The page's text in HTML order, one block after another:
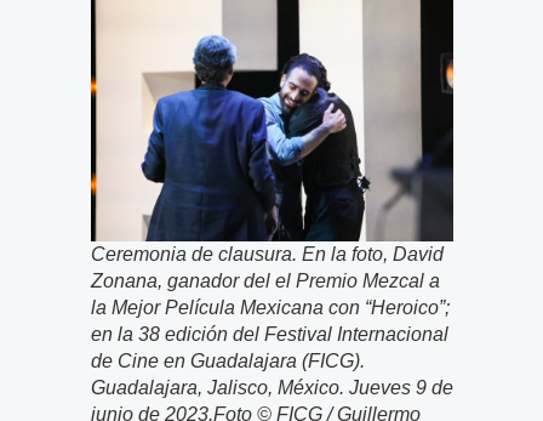
Ceremonia de clausura. En la foto, David
Zonana, ganador del el Premio Mezcal a
la Mejor Película Mexicana con “Heroico”;
en la 38 edición del Festival Internacional
de Cine en Guadalajara (FICG).
Guadalajara, Jalisco, México. Jueves 9 de
junio de 2023.Foto © FICG / Guillermo